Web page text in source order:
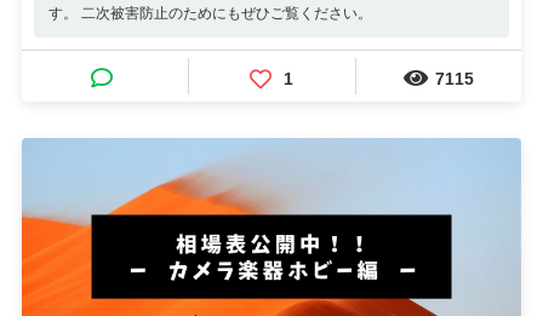
す。 二次被害防止のためにもぜひご覧ください。
1 7115